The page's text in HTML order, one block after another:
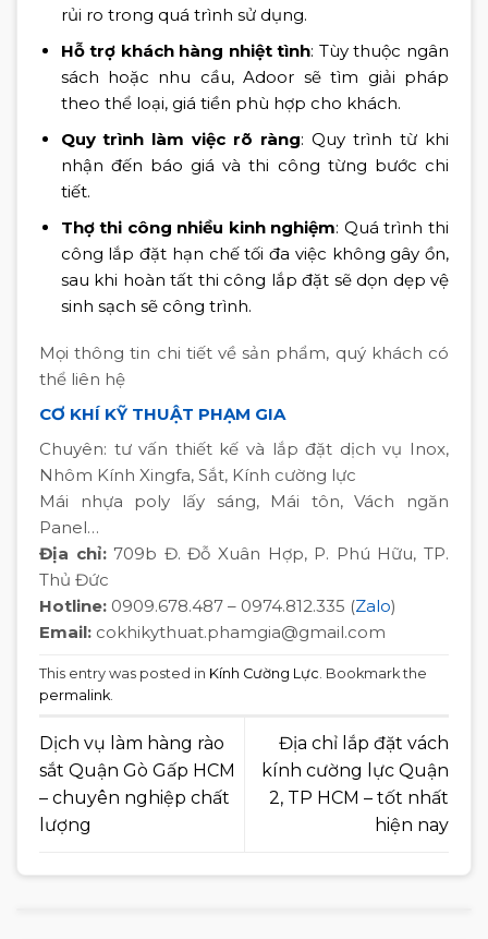
rủi ro trong quá trình sử dụng.
Hỗ trợ khách hàng nhiệt tình: Tùy thuộc ngân
sách hoặc nhu cầu, Adoor sẽ tìm giải pháp
theo thể loại, giá tiền phù hợp cho khách.
Quy trình làm việc rõ ràng: Quy trình từ khi
nhận đến báo giá và thi công từng bước chi
tiết.
Thợ thi công nhiều kinh nghiệm: Quá trình thi
công lắp đặt hạn chế tối đa việc không gây ồn,
sau khi hoàn tất thi công lắp đặt sẽ dọn dẹp vệ
sinh sạch sẽ công trình.
Mọi thông tin chi tiết về sản phẩm, quý khách có
thể liên hệ
CƠ KHÍ KỸ THUẬT PHẠM GIA
Chuyên: tư vấn thiết kế và lắp đặt dịch vụ Inox,
Nhôm Kính Xingfa, Sắt, Kính cường lực
Mái nhựa poly lấy sáng, Mái tôn, Vách ngăn
Panel…
Địa chỉ: 709b Đ. Đỗ Xuân Hợp, P. Phú Hữu, TP.
Thủ Đức
Hotline: 0909.678.487 – 0974.812.335 (Zalo)
Email: cokhikythuat.phamgia@gmail.com
This entry was posted in Kính Cường Lực . Bookmark the
permalink
Dịch vụ làm hàng rào
sắt Quận Gò Gấp HCM
– chuyên nghiệp chất
lượng
Địa chỉ lắp đặt vách
kính cường lực Quận
2, TP HCM – tốt nhất
hiện nay